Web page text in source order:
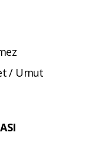
/ Umut